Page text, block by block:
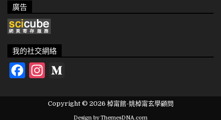
廣告
我的社交網絡
Facebook
Instagram
Copyright © 2026 棹甯館-姚棹甯玄學顧問
Design by ThemesDNA.com